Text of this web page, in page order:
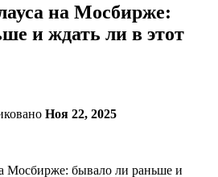
на Мосбирже:
и ждать ли в этот
Ноя 22, 2025